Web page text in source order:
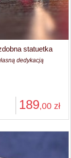
statuetka
dedykacją
189,00 zł